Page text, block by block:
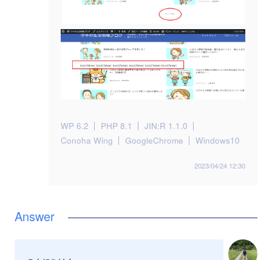
WP 6.2 PHP 8.1
JIN:R 1.1.0
Conoha Wing
GoogleChrome Windows10
2023/04/24 12:30